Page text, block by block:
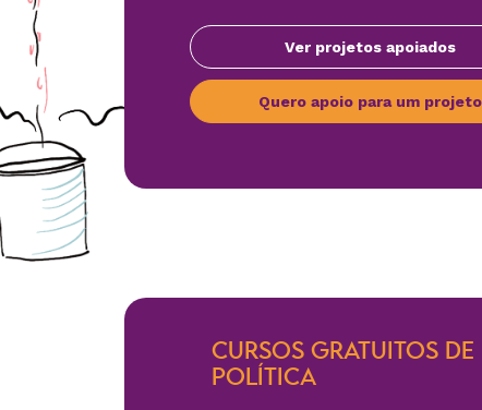
Ver projetos apoiados
Quero apoio para um projeto
CURSOS GRATUITOS
POLÍTICA